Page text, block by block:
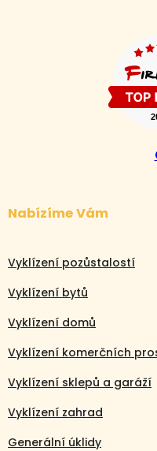
Nabízíme Vám
Vyklízení pozůstalostí
Vyklízení bytů
Vyklízení domů
Vyklízení komerčních
Vyklízení sklepů a garáží
Vyklízení zahrad
Generální úklidy